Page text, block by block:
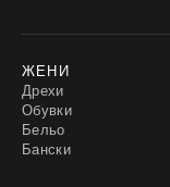
ЖЕНИ
Дрехи
Обувки
Бельо
Бански